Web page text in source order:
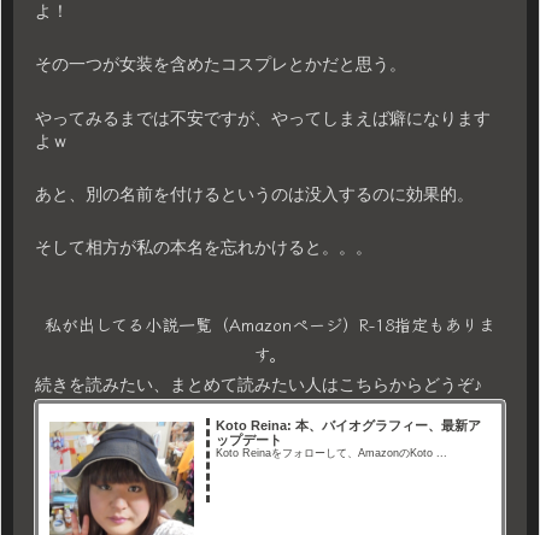
よ！
その一つが女装を含めたコスプレとかだと思う。
やってみるまでは不安ですが、やってしまえば癖になります
よｗ
あと、別の名前を付けるというのは没入するのに効果的。
そして相方が私の本名を忘れかけると。。。
私が出してる小説一覧（Amazonページ）R-18指定もありま
す。
続きを読みたい、まとめて読みたい人はこちらからどうぞ♪
Koto Reina: 本、バイオグラフィー、最新ア
ップデート
Koto Reinaをフォローして、AmazonのKoto ...